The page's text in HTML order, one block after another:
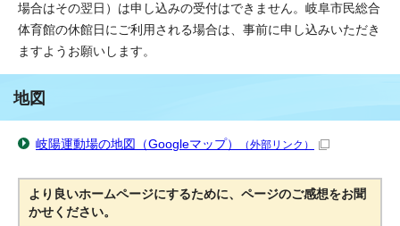
場合はその翌日）は申し込みの受付はできません。岐阜市民総合
体育館の休館日にご利用される場合は、事前に申し込みいただき
ますようお願いします。
地図
岐陽運動場の地図（Googleマップ） （外部リンク）
より良いホームページにするために、ページのご感想をお聞
かせください。